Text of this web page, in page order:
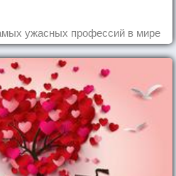
ужасных профессий в мире